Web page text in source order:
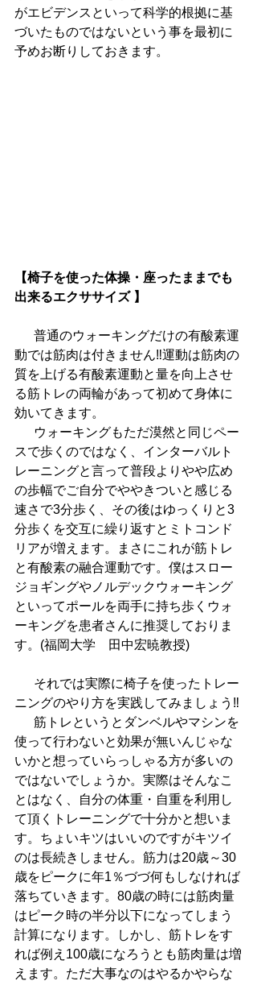
がエビデンスといって科学的根拠に基
づいたものではないという事を最初に
予めお断りしておきます。
【椅子を使った体操・座ったままでも
出来るエクササイズ 】
動では筋肉は付きません‼運動は筋肉の
質を上げる有酸素運動と量を向上させ
る筋トレの両輪があって初めて身体に
効いてきます。
スで歩くのではなく、インターバルト
レーニングと言って普段よりやや広め
の歩幅でご自分でややきついと感じる
速さで3分歩く、その後はゆっくりと3
分歩くを交互に繰り返すとミトコンド
リアが増えます。まさにこれが筋トレ
と有酸素の融合運動です。僕はスロー
ジョギングやノルデックウォーキング
といってポールを両手に持ち歩くウォ
ーキングを患者さんに推奨しておりま
す。(福岡大学　田中宏暁教授)
ニングのやり方を実践してみましょう‼
使って行わないと効果が無いんじゃな
いかと想っていらっしゃる方が多いの
ではないでしょうか。実際はそんなこ
とはなく、自分の体重・自重を利用し
て頂くトレーニングで十分かと想いま
す。ちょいキツはいいのですがキツイ
のは長続きしません。筋力は20歳～30
歳をピークに年1％づづ何もしなければ
落ちていきます。80歳の時には筋肉量
はピーク時の半分以下になってしまう
計算になります。しかし、筋トレをす
れば例え100歳になろうとも筋肉量は増
えます。ただ大事なのはやるかやらな